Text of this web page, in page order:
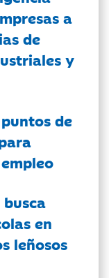
a
de
y
de
en
leñosos